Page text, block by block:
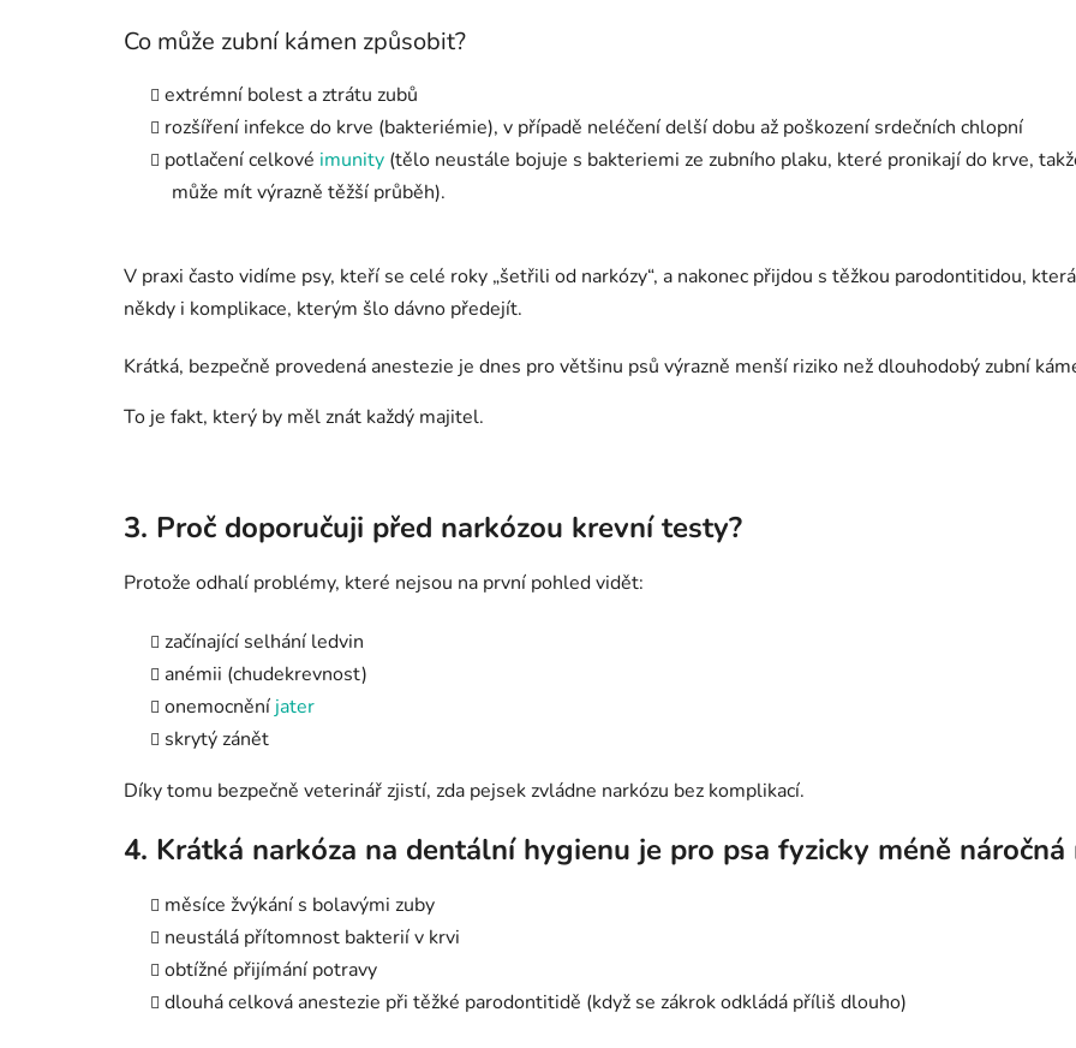
Co může zubní kámen způsobit?
extrémní bolest a ztrátu zubů
rozšíření infekce do krve (bakteriémie), v případě neléčení delší dobu až poškození srdečních chlopní
potlačení celkové imunity (tělo neustále bojuje s bakteriemi ze zubního plaku, které pronikají do krve,
může mít výrazně těžší průběh).
V praxi často vidíme psy, kteří se celé roky „šetřili od narkózy“, a nakonec přijdou s těžkou parodontitidou,
někdy i komplikace, kterým šlo dávno předejít.
Krátká, bezpečně provedená anestezie je dnes pro většinu psů výrazně menší riziko než dlouhodobý zubní
To je fakt, který by měl znát každý majitel.
3. Proč doporučuji před narkózou krevní testy?
Protože odhalí problémy, které nejsou na první pohled vidět:
začínající selhání ledvin
anémii (chudekrevnost)
onemocnění jater
skrytý zánět
Díky tomu bezpečně veterinář zjistí, zda pejsek zvládne narkózu bez komplikací.
4. Krátká narkóza na dentální hygienu je pro psa fyzicky méně náročná
měsíce žvýkání s bolavými zuby
neustálá přítomnost bakterií v krvi
obtížné přijímání potravy
dlouhá celková anestezie při těžké parodontitidě (když se zákrok odkládá příliš dlouho)